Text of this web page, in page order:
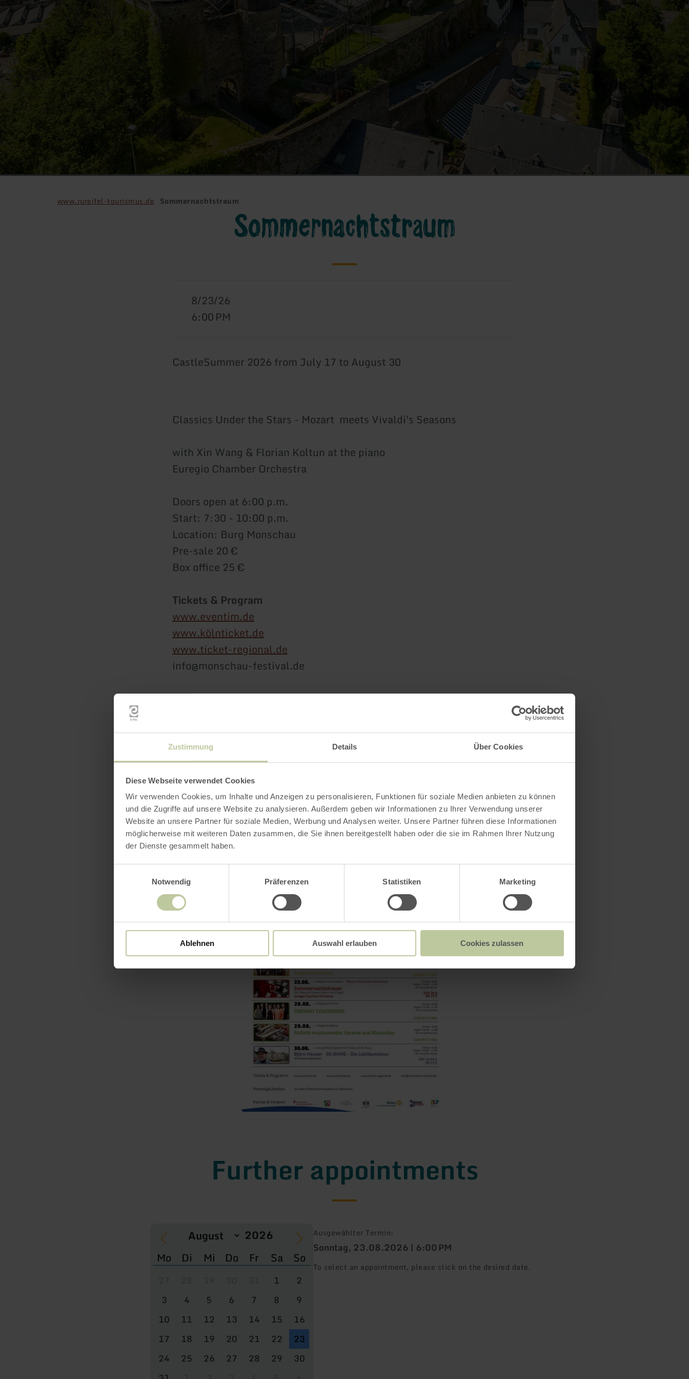
Zustimmung Details Über Cookies
Diese Webseite verwendet Cookies
Wir verwenden Cookies, um Inhalte und Anzeigen zu personalisieren, Funktionen für soziale Medien anbieten zu können
und die Zugriffe auf unsere Website zu analysieren. Außerdem geben wir Informationen zu Ihrer Verwendung unserer
Website an unsere Partner für soziale Medien, Werbung und Analysen weiter. Unsere Partner führen diese Informationen
möglicherweise mit weiteren Daten zusammen, die Sie ihnen bereitgestellt haben oder die sie im Rahmen Ihrer Nutzung
der Dienste gesammelt haben.
Notwendig
Präferenzen Statistiken Marketing
Ablehnen Auswahl erlauben Cookies zulassen
www.rureifel-tourismus.de Sommernachtstraum
Sommernachtstraum
8/23/26
6:00 PM
CastleSummer 2026 from July 17 to August 30
Classics Under the Stars - Mozart meets Vivaldi's Seasons
with Xin Wang & Florian Koltun at the piano
Euregio Chamber Orchestra
Doors open at 6:00 p.m.
Start: 7:30 - 10:00 p.m.
Location: Burg Monschau
Pre-sale 20 €
Box office 25 €
Tickets & Program
www.eventim.de
www.kölnticket.de
www.ticket-regional.de
info@monschau-festival.de
Parking options
Further appointments
Mo Di Mi Do Fr Sa So
1
2
3
4 5 6 7 8
9
10
11 12 13 14 15
16
17
18 19 20 21 22
23
24
25 26 27 28 29
30
Ausgewählter Termin:
Sonntag, 23.08.2026 | 6:00 PM
To select an appointment, please click on the desired date.